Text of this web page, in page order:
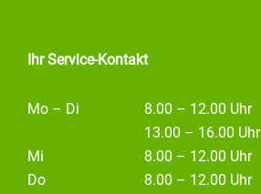
Ihr Service-Kontakt
Mo – Di
8.00 – 12.00 Uhr
13.00 – 16.00 Uhr
Mi
8.00 – 12.00 Uhr
Do
8.00 – 12.00 Uhr